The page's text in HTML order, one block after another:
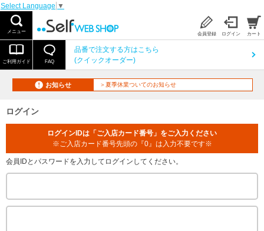
Select Language ▼
メニュー 会員登録 ログイン カート
ご利用ガイド FAQ
品番で注文する方はこちら
(クイックオーダー)
お知らせ ＞夏季休業ついてのお知らせ
ログイン
ログインIDは「ご入店カード番号」をご入力ください
※ご入店カード番号先頭の『0』は入力不要です※
会員IDとパスワードを入力してログインしてください。